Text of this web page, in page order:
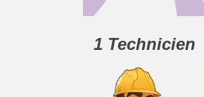
1 Technicien